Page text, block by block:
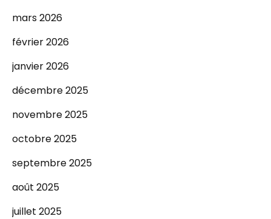
mars 2026
février 2026
janvier 2026
décembre 2025
novembre 2025
octobre 2025
septembre 2025
août 2025
juillet 2025